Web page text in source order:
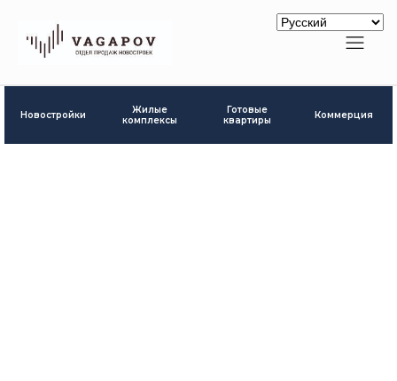
Новостройки
Жилые
комплексы
Готовые
квартиры
Коммерция